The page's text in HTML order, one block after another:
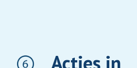
Acties in